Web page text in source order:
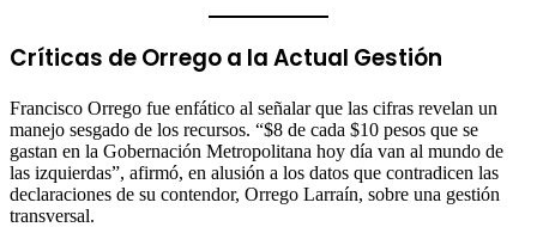
Críticas de Orrego a la Actual Gestión
Francisco Orrego fue enfático al señalar que las cifras revelan un
manejo sesgado de los recursos. “$8 de cada $10 pesos que se
gastan en la Gobernación Metropolitana hoy día van al mundo de
las izquierdas”, afirmó, en alusión a los datos que contradicen las
declaraciones de su contendor, Orrego Larraín, sobre una gestión
transversal.